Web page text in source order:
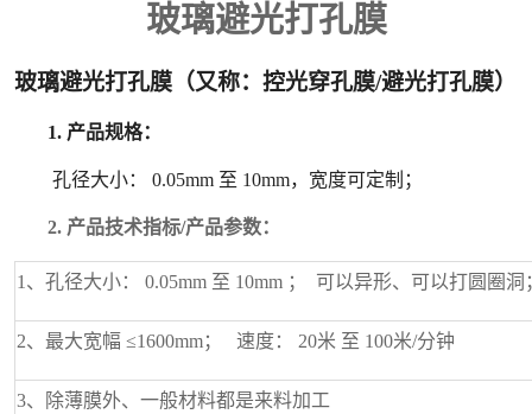
玻璃避光打孔膜
玻璃避光打孔膜 （又称：控光穿孔膜/避光打孔膜）
1. 产品规格：
孔径大小： 0.05mm 至 10mm，宽度可定制 ；
2. 产品技术指标/产品参数：
1、孔径大小： 0.05mm 至 10mm ； 可以异形、可以打圆圈洞
2、最大宽幅 ≤1600mm； 速度： 20米 至 100米/分钟
3、除薄膜外、一般材料都是来料加工